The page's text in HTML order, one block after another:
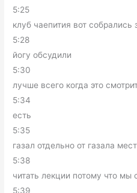
5:25
клуб чаепития вот собрались
5:28
йогу обсудили
5:30
лучше всего когда это
5:34
есть
5:35
газал отдельно от газала
5:38
читать лекции потому что мы
5:39